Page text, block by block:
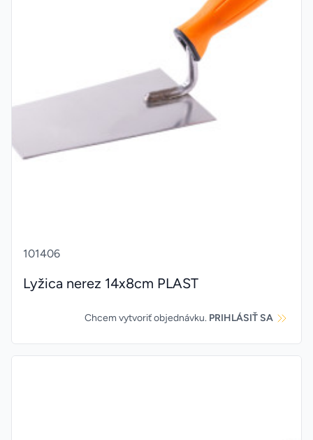
101406
Lyžica nerez 14x8cm PLAST
Chcem vytvoriť objednávku. PRIHLÁSIŤ SA